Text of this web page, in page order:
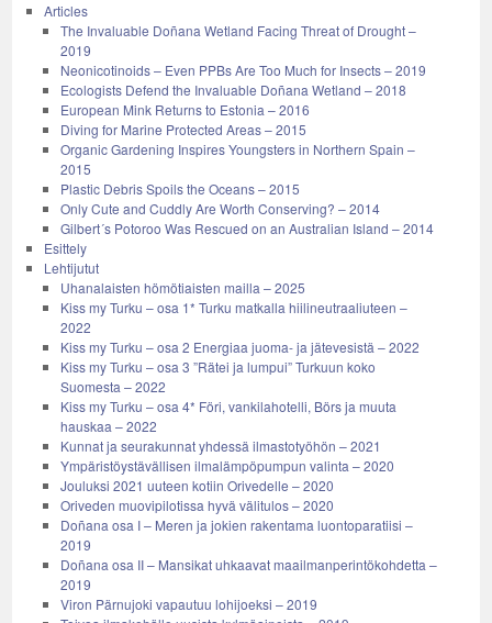
Articles
The Invaluable Doñana Wetland Facing Threat of Drought –
2019
Neonicotinoids – Even PPBs Are Too Much for Insects – 2019
Ecologists Defend the Invaluable Doñana Wetland – 2018
European Mink Returns to Estonia – 2016
Diving for Marine Protected Areas – 2015
Organic Gardening Inspires Youngsters in Northern Spain –
2015
Plastic Debris Spoils the Oceans – 2015
Only Cute and Cuddly Are Worth Conserving? – 2014
Gilbert´s Potoroo Was Rescued on an Australian Island – 2014
Esittely
Lehtijutut
Uhanalaisten hömötiaisten mailla – 2025
Kiss my Turku – osa 1* Turku matkalla hiilineutraaliuteen –
2022
Kiss my Turku – osa 2 Energiaa juoma- ja jätevesistä – 2022
Kiss my Turku – osa 3 ”Rätei ja lumpui” Turkuun koko
Suomesta – 2022
Kiss my Turku – osa 4* Föri, vankilahotelli, Börs ja muuta
hauskaa – 2022
Kunnat ja seurakunnat yhdessä ilmastotyöhön – 2021
Ympäristöystävällisen ilmalämpöpumpun valinta – 2020
Jouluksi 2021 uuteen kotiin Orivedelle – 2020
Oriveden muovipilotissa hyvä välitulos – 2020
Doñana osa I – Meren ja jokien rakentama luontoparatiisi –
2019
Doñana osa II – Mansikat uhkaavat maailmanperintökohdetta –
2019
Viron Pärnujoki vapautuu lohijoeksi – 2019